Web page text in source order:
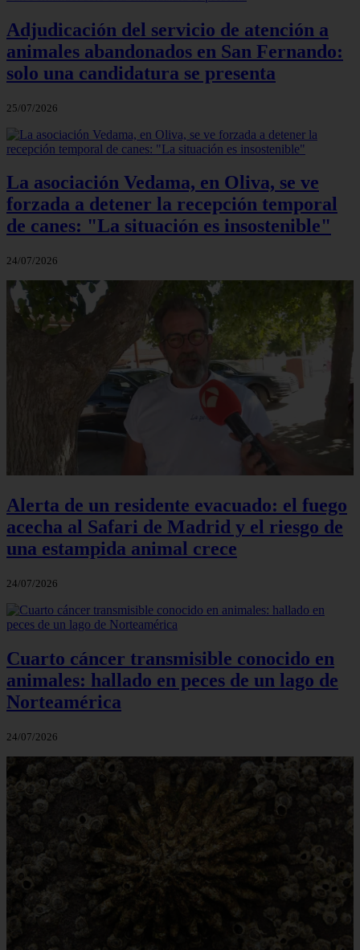
Adjudicación del servicio de atención a
animales abandonados en San Fernando:
solo una candidatura se presenta
25/07/2026
La asociación Vedama, en Oliva, se ve
forzada a detener la recepción temporal
de canes: "La situación es insostenible"
24/07/2026
Alerta de un residente evacuado: el fuego
acecha al Safari de Madrid y el riesgo de
una estampida animal crece
24/07/2026
Cuarto cáncer transmisible conocido en
animales: hallado en peces de un lago de
Norteamérica
24/07/2026